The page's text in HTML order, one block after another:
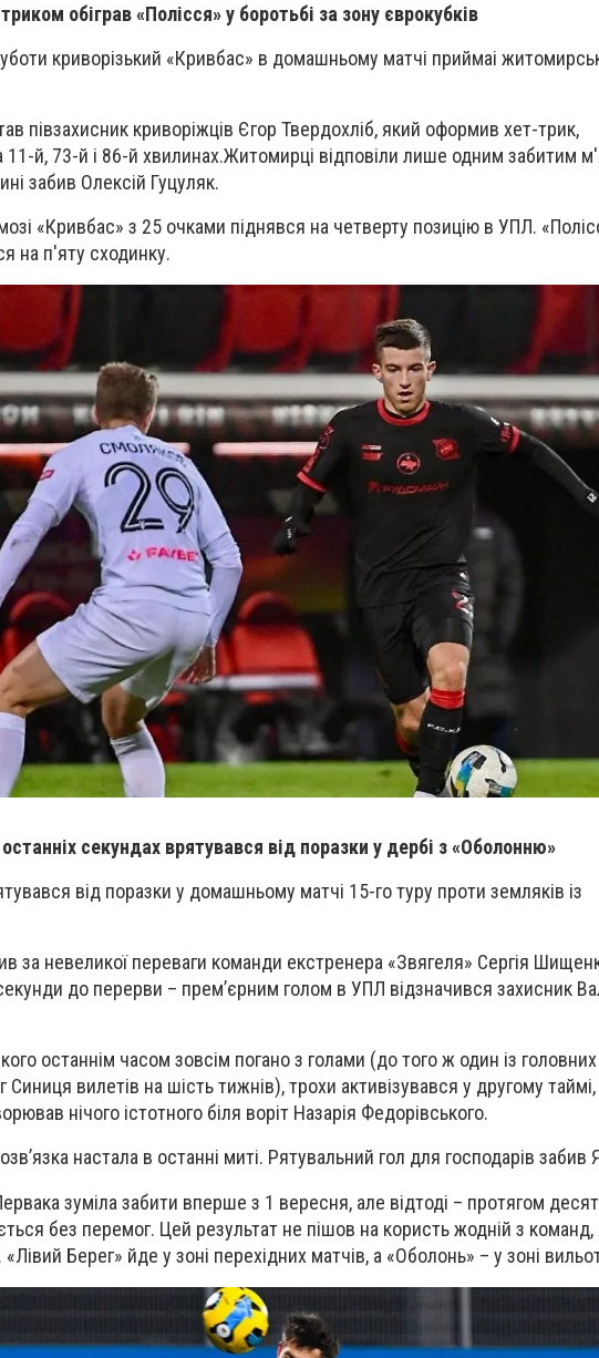
обіграв «Полісся» у боротьбі за зону єврокубків
криворізький «Кривбас» в домашньому матчі приймаі
півзахисник криворіжців Єгор Твердохліб, який оформив хет-трик,
й, 73-й і 86-й хвилинах.Житомирці відповіли лише одним забитим
забив Олексій Гуцуляк.
«Кривбас» з 25 очками піднявся на четверту позицію в УПЛ.
на п'яту сходинку.
секундах врятувався від поразки у дербі з «Оболонню»
від поразки у домашньому матчі 15-го туру проти земляків із
за невеликої переваги команди екстренера «Звягеля» Сергія
до перерви – прем’єрним голом в УПЛ відзначився захисник
останнім часом зовсім погано з голами (до того ж один із головних
Синиця вилетів на шість тижнів), трохи активізувався у другому
нічого істотного біля воріт Назарія Федорівського.
настала в останні миті. Рятувальний гол для господарів забив
зуміла забити вперше з 1 вересня, але відтоді – протягом
без перемог. Цей результат не пішов на користь жодній з команд,
Берег» йде у зоні перехідних матчів, а «Оболонь» – у зоні